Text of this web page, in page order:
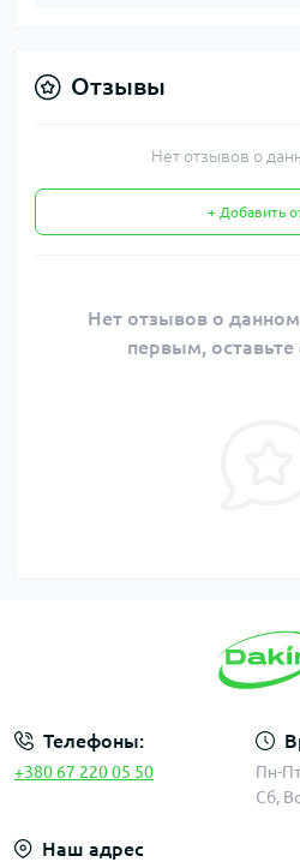
Отзывы
Нет отзывов о
+ Добавить
Нет отзывов о данном
первым, оставьте
Телефоны:
+380 67 220 05 50
Пн-
Сб,
Наш адрес